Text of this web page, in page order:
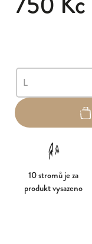
10 stromů je za
produkt vysazeno